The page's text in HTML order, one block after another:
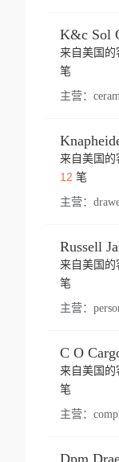
K&c Sol
来自美国的
笔
主营：
来自美国的
12 笔
主营：
来自美国的
笔
主营：
C O
来自美国的
笔
主营：